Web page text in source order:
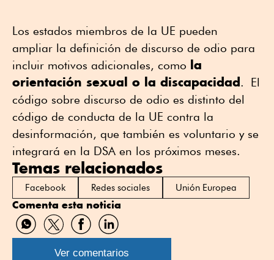
Los estados miembros de la UE pueden
ampliar la definición de discurso de odio para
incluir motivos adicionales, como la
orientación sexual o la discapacidad . El
código sobre discurso de odio es distinto del
código de conducta de la UE contra la
desinformación, que también es voluntario y se
integrará en la DSA en los próximos meses.
Temas relacionados
Facebook Redes sociales Unión Europea
Comenta esta noticia
Compartir
por
WhatsApp
Compartir
por
Twitter
Compartir
por
Facebook
Compartir
por
Linkedin
Ver comentarios